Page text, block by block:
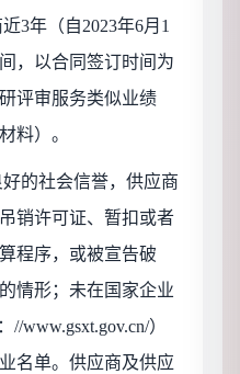
3年（自2023年6月1
，以合同签订时间为
评审服务类似业绩
料）。
的社会信誉，供应商
销许可证、暂扣或者
程序，或被宣告破
情形；未在国家企业
www.gsxt.gov.cn/）
名单。供应商及供应